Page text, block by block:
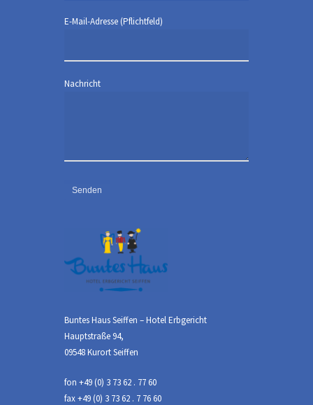
E-Mail-Adresse (Pflichtfeld)
Nachricht
Buntes Haus Seiffen – Hotel Erbgericht
Hauptstraße 94,
09548 Kurort Seiffen
fon +49 (0) 3 73 62 . 77 60
fax +49 (0) 3 73 62 . 7 76 60